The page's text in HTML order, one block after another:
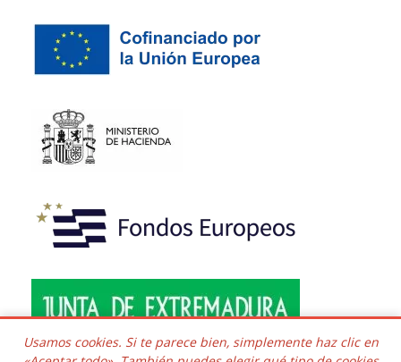
Usamos cookies. Si te parece bien, simplemente haz clic en